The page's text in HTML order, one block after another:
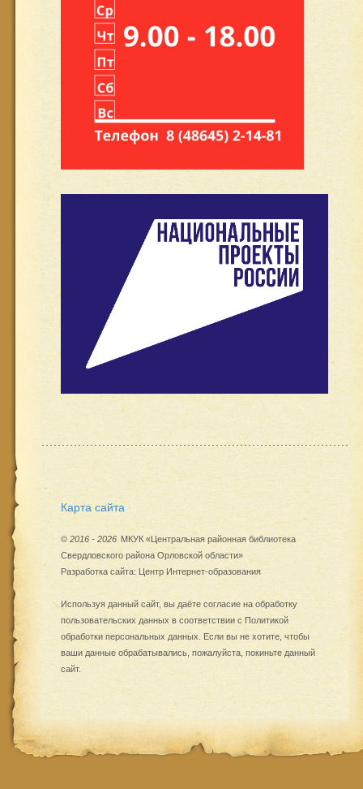
Карта сайта
© 2016 - 2026 МКУК «Центральная районная библиотека
Свердловского района Орловской области»
Разработка сайта: Центр Интернет-образования
Используя данный сайт, вы даёте согласие на обработку
пользовательских данных в соответствии с Политикой
обработки персональных данных . Если вы не хотите, чтобы
ваши данные обрабатывались, пожалуйста, покиньте данный
сайт.